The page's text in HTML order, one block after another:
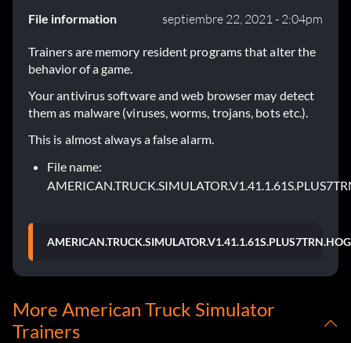
File information septiembre 22, 2021 - 2:04pm
Trainers are memory resident programs that alter the
behavior of a game.
Your antivirus software and web browser may detect
them as malware (viruses, worms, trojans, bots etc.).
This is almost always a false alarm.
File name:
More American Truck Simulator
Trainers